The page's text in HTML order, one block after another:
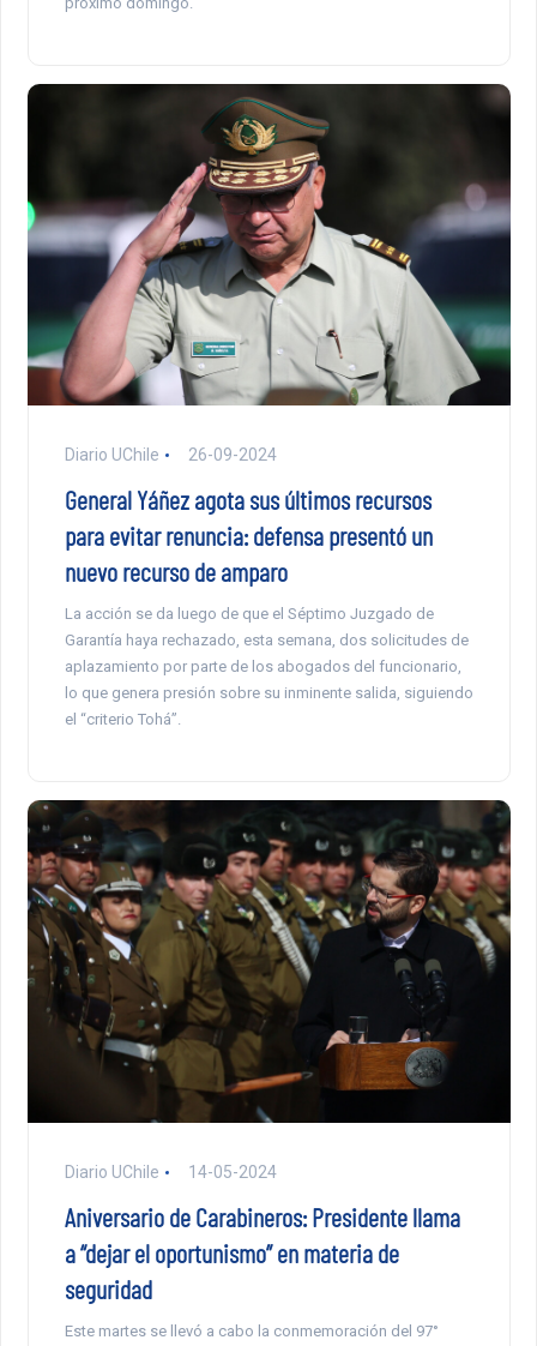
Diario UChile 26-09-2024
General Yáñez agota sus últimos recursos
para evitar renuncia: defensa presentó un
nuevo recurso de amparo
La acción se da luego de que el Séptimo Juzgado de
Garantía haya rechazado, esta semana, dos solicitudes de
aplazamiento por parte de los abogados del funcionario,
lo que genera presión sobre su inminente salida, siguiendo
el “criterio Tohá”.
Diario UChile 14-05-2024
Aniversario de Carabineros: Presidente llama
a “dejar el oportunismo” en materia de
seguridad
Este martes se llevó a cabo la conmemoración del 97°